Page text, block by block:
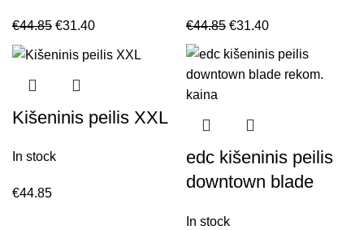
€44.85 €31.40 €44.85 €31.40
Kišeninis peilis XXL
In stock
€44.85
edc kišeninis peilis
downtown blade
In stock